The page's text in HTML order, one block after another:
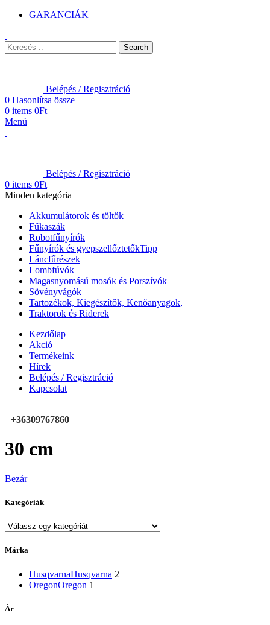
GARANCIÁK
Search
Belépés / Regisztráció
0 Hasonlítsa össze
0 items 0Ft
Menü
Belépés / Regisztráció
0 items 0Ft
Minden kategória
Akkumulátorok és töltők
Fűkaszák
Robotfűnyírók
Fűnyírók és gyepszellőztetőkTipp
Láncfűrészek
Lombfúvók
Magasnyomású mosók és Porszívók
Sövényvágók
Tartozékok, Kiegészítők, Kenőanyagok,
Traktorok és Riderek
Kezdőlap
Akció
Termékeink
Hírek
Belépés / Regisztráció
Kapcsolat
+36309767860
30 cm
Bezár
Kategóriák
Márka
HusqvarnaHusqvarna 2
OregonOregon 1
Ár